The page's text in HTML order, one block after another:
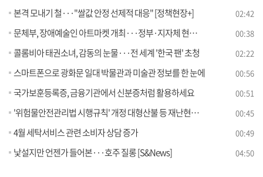
본격 모내기 철···"쌀값 안정 선제적 대응" [정책현장+] 02:42
문체부, 장애예술인 아트마켓 개최···정부·지자체 현장구매 지원 00:38
콜롬비아 태권소녀, 감동의 눈물···전 세계 '한국 팬' 초청 02:22
스마트폰으로 광화문 일대 박물관과 미술관 정보를 한 눈에 00:56
국가보훈등록증, 금융기관에서 신분증처럼 활용하세요 00:51
'위험물안전관리법 시행규칙' 개정 대형산불 등 재난현장 동원차량 현장 주유 허용 00:45
4월 세탁서비스 관련 소비자 상담 증가 00:49
낯설지만 언젠가 들어본···호주 질롱 [S&News] 04:50